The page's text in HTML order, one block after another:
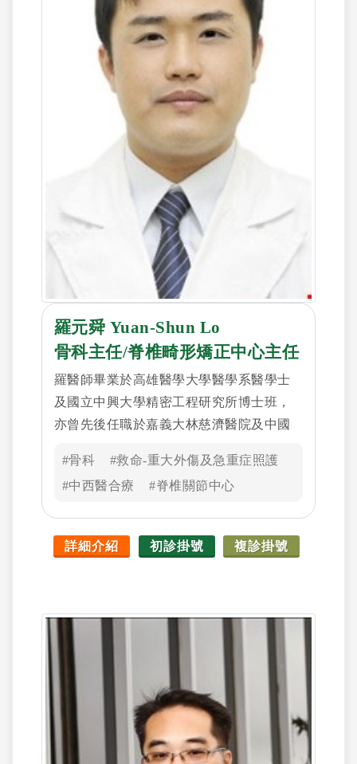
羅元舜 Yuan-Shun Lo
骨科主任/脊椎畸形矯正中心主任
羅醫師畢業於高雄醫學大學醫學系醫學士
及國立中興大學精密工程研究所博士班，
亦曾先後任職於嘉義大林慈濟醫院及中國
金多次至國外各地知名脊椎中心進修, 專攻
脊椎側彎及駝背微創矯正及脊椎腫瘤治
常務教師, 並發表10多篇有關脊柱手術論文
於國際期刊。
#骨科
#救命-重大外傷及急重症照護
#中西醫合療
#脊椎關節中心
詳細介紹 初診掛號 複診掛號